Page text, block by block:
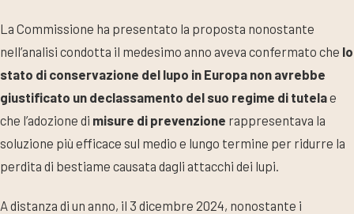
La Commissione ha presentato la proposta nonostante
nell’analisi condotta il medesimo anno aveva confermato che lo
stato di conservazione del lupo in Europa non avrebbe
giustificato un declassamento del suo regime di tutelae
che l’adozione di misure di prevenzione rappresentava la
soluzione più efficace sul medio e lungo termine per ridurre la
perdita di bestiame causata dagli attacchi dei lupi.
A distanza di un anno, il 3 dicembre 2024, nonostante i